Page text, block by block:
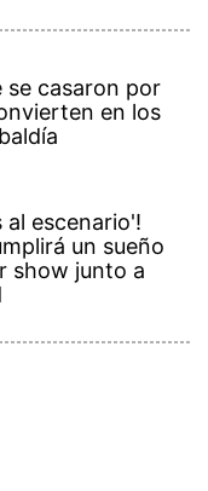
se casaron por
en los
al escenario'!
un sueño
show junto a